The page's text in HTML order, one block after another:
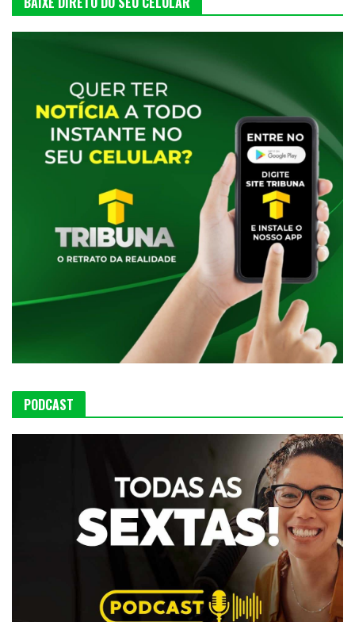
PODCAST